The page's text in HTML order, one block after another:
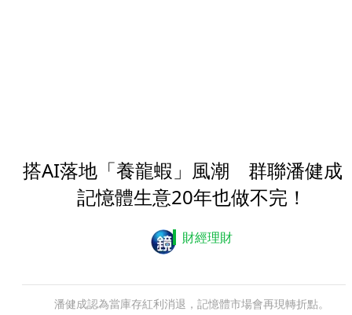
搭AI落地「養龍蝦」風潮 群聯潘健成
記憶體生意20年也做不完！
財經理財
潘健成認為當庫存紅利消退，記憶體市場會再現轉折點。